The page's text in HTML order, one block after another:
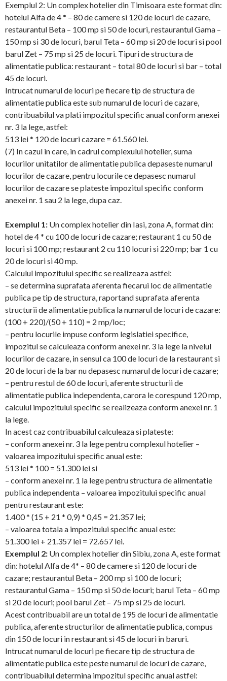
Exemplul 2: Un complex hotelier din Timisoara este format din:
hotelul Alfa de 4 * – 80 de camere si 120 de locuri de cazare,
restaurantul Beta – 100 mp si 50 de locuri, restaurantul Gama –
150 mp si 30 de locuri, barul Teta – 60 mp si 20 de locuri si pool
barul Zet – 75 mp si 25 de locuri. Tipuri de structura de
alimentatie publica: restaurant – total 80 de locuri si bar – total
45 de locuri.
Intrucat numarul de locuri pe fiecare tip de structura de
alimentatie publica este sub numarul de locuri de cazare,
contribuabilul va plati impozitul specific anual conform anexei
nr. 3 la lege, astfel:
513 lei * 120 de locuri cazare = 61.560 lei.
(7) In cazul in care, in cadrul complexului hotelier, suma
locurilor unitatilor de alimentatie publica depaseste numarul
locurilor de cazare, pentru locurile ce depasesc numarul
locurilor de cazare se plateste impozitul specific conform
anexei nr. 1 sau 2 la lege, dupa caz.
Exemplul 1: Un complex hotelier din Iasi, zona A, format din:
hotel de 4 * cu 100 de locuri de cazare; restaurant 1 cu 50 de
locuri si 100 mp; restaurant 2 cu 110 locuri si 220 mp; bar 1 cu
20 de locuri si 40 mp.
Calculul impozitului specific se realizeaza astfel:
– se determina suprafata aferenta fiecarui loc de alimentatie
publica pe tip de structura, raportand suprafata aferenta
structurii de alimentatie publica la numarul de locuri de cazare:
(100 + 220)/(50 + 110) = 2 mp/loc;
– pentru locurile impuse conform legislatiei specifice,
impozitul se calculeaza conform anexei nr. 3 la lege la nivelul
locurilor de cazare, in sensul ca 100 de locuri de la restaurant si
20 de locuri de la bar nu depasesc numarul de locuri de cazare;
– pentru restul de 60 de locuri, aferente structurii de
alimentatie publica independenta, carora le corespund 120 mp,
calculul impozitului specific se realizeaza conform anexei nr. 1
la lege.
In acest caz contribuabilul calculeaza si plateste:
– conform anexei nr. 3 la lege pentru complexul hotelier –
valoarea impozitului specific anual este:
513 lei * 100 = 51.300 lei si
– conform anexei nr. 1 la lege pentru structura de alimentatie
publica independenta – valoarea impozitului specific anual
pentru restaurant este:
1.400 * (15 + 21 * 0,9) * 0,45 = 21.357 lei;
– valoarea totala a impozitului specific anual este:
51.300 lei + 21.357 lei = 72.657 lei.
Exemplul 2: Un complex hotelier din Sibiu, zona A, este format
din: hotelul Alfa de 4* – 80 de camere si 120 de locuri de
cazare; restaurantul Beta – 200 mp si 100 de locuri;
restaurantul Gama – 150 mp si 50 de locuri; barul Teta – 60 mp
si 20 de locuri; pool barul Zet – 75 mp si 25 de locuri.
Acest contribuabil are un total de 195 de locuri de alimentatie
publica, aferente structurilor de alimentatie publica, compus
din 150 de locuri in restaurant si 45 de locuri in baruri.
Intrucat numarul de locuri pe fiecare tip de structura de
alimentatie publica este peste numarul de locuri de cazare,
contribuabilul determina impozitul specific anual astfel: